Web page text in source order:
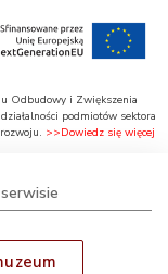
Odbudowy i Zwiększenia
podmiotów sektora
>>Dowiedz się więcej